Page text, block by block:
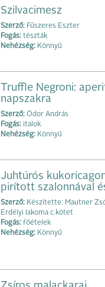
Szilvacimesz
Szerző: Fűszeres Eszter
Fogás: tészták
Nehézség: Könnyű
Truffle Negroni:
napszakra
Szerző: Ódor András
Fogás: italok
Nehézség: Könnyű
Juhtúrós
pirított szalonnával
Szerző: Készítette: Mautner
Erdélyi lakoma c.kötet
Fogás: főételek
Nehézség: Könnyű